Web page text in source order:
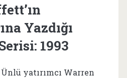
Yazdığı
1993
yatırımcı Warren